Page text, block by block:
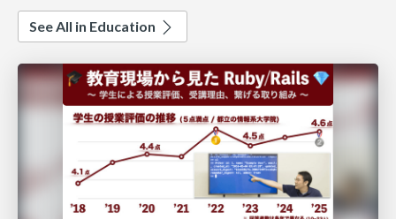
See All in Education